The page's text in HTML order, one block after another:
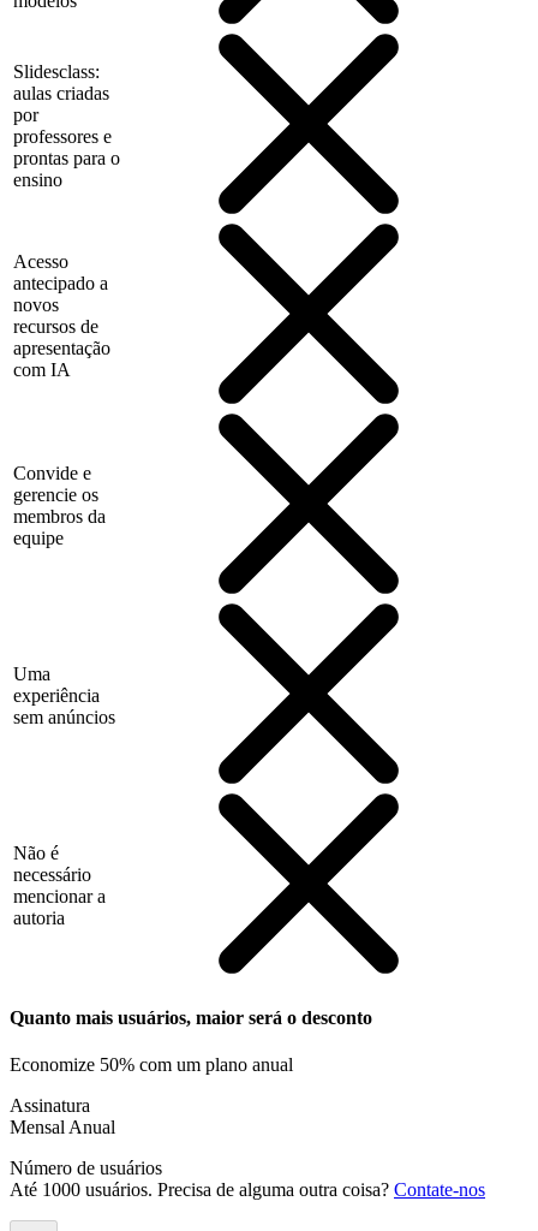
Slidesclass:
aulas criadas
por
professores e
prontas para o
ensino
Acesso
antecipado a
novos
recursos de
apresentação
com IA
Convide e
gerencie os
membros da
equipe
Uma
experiência
sem anúncios
Não é
necessário
mencionar a
autoria
Quanto mais usuários, maior será o desconto
Economize 50% com um plano anual
Assinatura
Mensal Anual
Número de usuários
Até 1000 usuários. Precisa de alguma outra coisa? Contate-nos